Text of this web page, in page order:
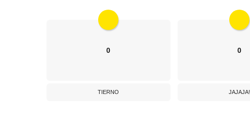
0
TIERNO
0
JAJAJA!